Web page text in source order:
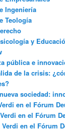
Ingeniería
Teología
y
pública e
de la crisis:
sociedad:
en el Fórum
en el Fórum
Verdi en el Fórum